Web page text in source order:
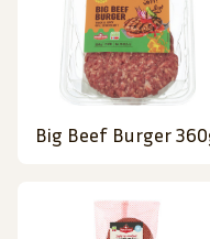
Big Beef Burger